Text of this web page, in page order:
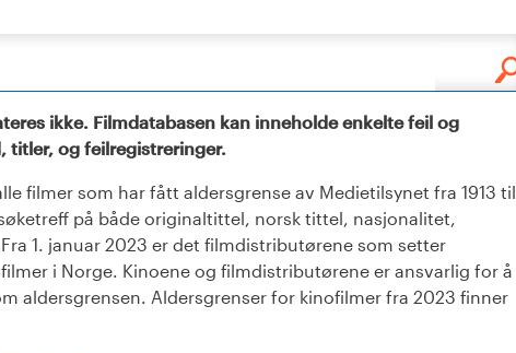
ikke. Filmdatabasen kan inneholde enkelte feil og
titler, og feilregistreringer.
filmer som har fått aldersgrense av Medietilsynet fra 1913 til
på både originaltittel, norsk tittel, nasjonalitet,
1. januar 2023 er det filmdistributørene som setter
i Norge. Kinoene og filmdistributørene er ansvarlig for å
aldersgrensen. Aldersgrenser for kinofilmer fra 2023 finner